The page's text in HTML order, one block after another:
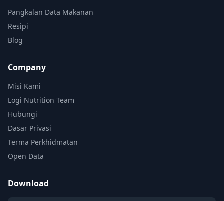
Pangkalan Data Makanan
Resipi
Blog
Company
Misi Kami
Logi Nutrition Team
Hubungi
Dasar Privasi
Terma Perkhidmatan
Open Data
Download